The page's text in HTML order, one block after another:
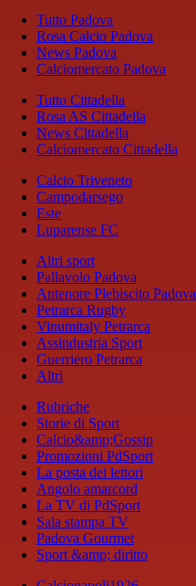
Tutto Padova
Rosa Calcio Padova
News Padova
Calciomercato Padova
Tutto Cittadella
Rosa AS Cittadella
News Cittadella
Calciomercato Cittadella
Calcio Triveneto
Campodarsego
Este
Luparense FC
Altri sport
Pallavolo Padova
Antenore Plebiscito Padova
Petrarca Rugby
Vinumitaly Petrarca
Assindustria Sport
Guerriero Petrarca
Altri
Rubriche
Storie di Sport
Calcio&amp;Gossip
Promozioni PdSport
La posta dei lettori
Angolo amarcord
La TV di PdSport
Sala stampa TV
Padova Gourmet
Sport &amp; diritto